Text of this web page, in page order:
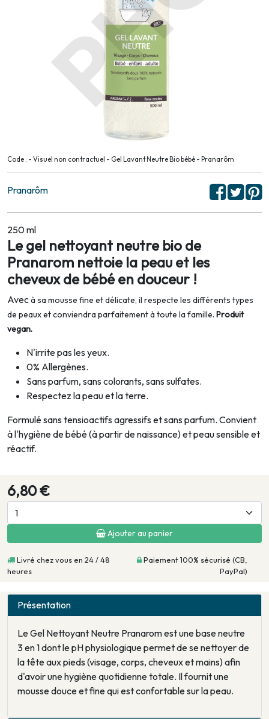
Code : - Visuel non contractuel - Gel Lavant Neutre Bio bébé - Pranarôm
Pranarôm
250 ml
Le gel nettoyant neutre bio de
Pranarom nettoie la peau et les
cheveux de bébé en douceur !
Avecà sa mousse fine et délicate, il respecte les différents types
de peaux et conviendra parfaitement à toute la famille. Produit
vegan.
N'irrite pas les yeux.
0% Allergènes.
Sans parfum, sans colorants, sans sulfates.
Respectez la peau et la terre.
Formulé sans tensioactifs agressifs et sans parfum. Convient
à l'hygiène de bébé (à partir de naissance) et peau sensible et
réactif.
6,80 €
Ajouter au panier
Livré chez vous en 24 / 48
heures
Paiement 100% sécurisé (CB,
PayPal)
Présentation
Le Gel Nettoyant Neutre Pranarom est une base neutre
3 en 1 dont le pH physiologique permet de se nettoyer de
la tête aux pieds (visage, corps, cheveux et mains) afin
d'avoir une hygiène quotidienne totale. Il fournit une
mousse douce et fine qui est confortable sur la peau.